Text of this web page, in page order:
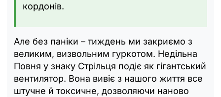
кордонів.
Але без паніки – тиждень ми закриємо з
великим, визвольним гуркотом. Недільна
Повня у знаку Стрільця подіє як гігантський
вентилятор. Вона вивіє з нашого життя все
штучне й токсичне, дозволяючи наново